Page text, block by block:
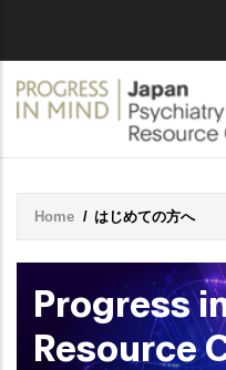
Breadcrumb
Home / はじめての方へ
Progress
Resource